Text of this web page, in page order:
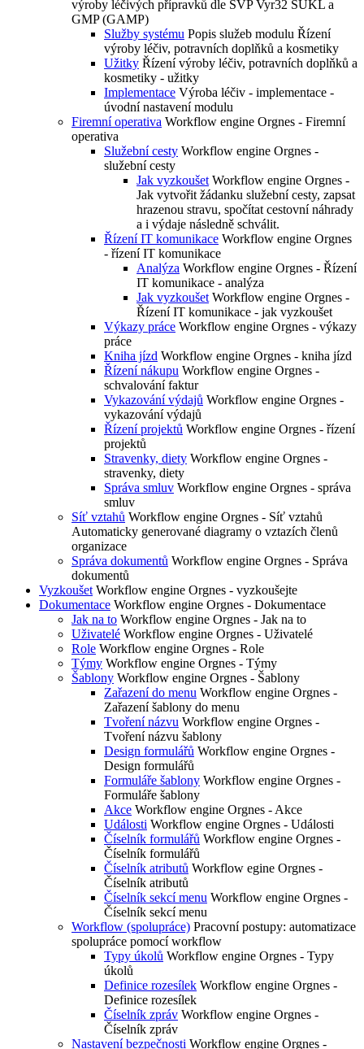
výroby léčivých přípravků dle SVP Vyr32 SUKL a
GMP (GAMP)
Služby systému Popis služeb modulu Řízení
výroby léčiv, potravních doplňků a kosmetiky
Užitky Řízení výroby léčiv, potravních doplňků a
kosmetiky - užitky
Implementace Výroba léčiv - implementace -
úvodní nastavení modulu
Firemní operativa Workflow engine Orgnes - Firemní
operativa
Služební cesty Workflow engine Orgnes -
služební cesty
Jak vyzkoušet Workflow engine Orgnes -
Jak vytvořit žádanku služební cesty, zapsat
hrazenou stravu, spočítat cestovní náhrady
a i výdaje následně schválit.
Řízení IT komunikace Workflow engine Orgnes
- řízení IT komunikace
Analýza Workflow engine Orgnes - Řízení
IT komunikace - analýza
Jak vyzkoušet Workflow engine Orgnes -
Řízení IT komunikace - jak vyzkoušet
Výkazy práce Workflow engine Orgnes - výkazy
práce
Kniha jízd Workflow engine Orgnes - kniha jízd
Řízení nákupu Workflow engine Orgnes -
schvalování faktur
Vykazování výdajů Workflow engine Orgnes -
vykazování výdajů
Řízení projektů Workflow engine Orgnes - řízení
projektů
Stravenky, diety Workflow engine Orgnes -
stravenky, diety
Správa smluv Workflow engine Orgnes - správa
smluv
Síť vztahů Workflow engine Orgnes - Síť vztahů
Automaticky generované diagramy o vztazích členů
organizace
Správa dokumentů Workflow engine Orgnes - Správa
dokumentů
Vyzkoušet Workflow engine Orgnes - vyzkoušejte
Dokumentace Workflow engine Orgnes - Dokumentace
Jak na to Workflow engine Orgnes - Jak na to
Uživatelé Workflow engine Orgnes - Uživatelé
Role Workflow engine Orgnes - Role
Týmy Workflow engine Orgnes - Týmy
Šablony Workflow engine Orgnes - Šablony
Zařazení do menu Workflow engine Orgnes -
Zařazení šablony do menu
Tvoření názvu Workflow engine Orgnes -
Tvoření názvu šablony
Design formulářů Workflow engine Orgnes -
Design formulářů
Formuláře šablony Workflow engine Orgnes -
Formuláře šablony
Akce Workflow engine Orgnes - Akce
Události Workflow engine Orgnes - Události
Číselník formulářů Workflow engine Orgnes -
Číselník formulářů
Číselník atributů Workflow egine Orgnes -
Číselník atributů
Číselník sekcí menu Workflow engine Orgnes -
Číselník sekcí menu
Workflow (spolupráce) Pracovní postupy: automatizace
spolupráce pomocí workflow
Typy úkolů Workflow engine Orgnes - Typy
úkolů
Definice rozesílek Workflow engine Orgnes -
Definice rozesílek
Číselník zpráv Workflow engine Orgnes -
Číselník zpráv
Nastavení bezpečnosti Workflow engine Orgnes -